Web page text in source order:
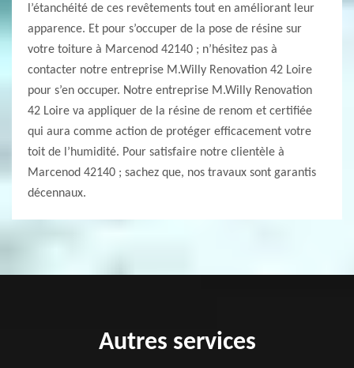
l’étanchéité de ces revêtements tout en améliorant leur
apparence. Et pour s’occuper de la pose de résine sur
votre toiture à Marcenod 42140 ; n’hésitez pas à
contacter notre entreprise M.Willy Renovation 42 Loire
pour s’en occuper. Notre entreprise M.Willy Renovation
42 Loire va appliquer de la résine de renom et certifiée
qui aura comme action de protéger efficacement votre
toit de l’humidité. Pour satisfaire notre clientèle à
Marcenod 42140 ; sachez que, nos travaux sont garantis
décennaux.
Autres services